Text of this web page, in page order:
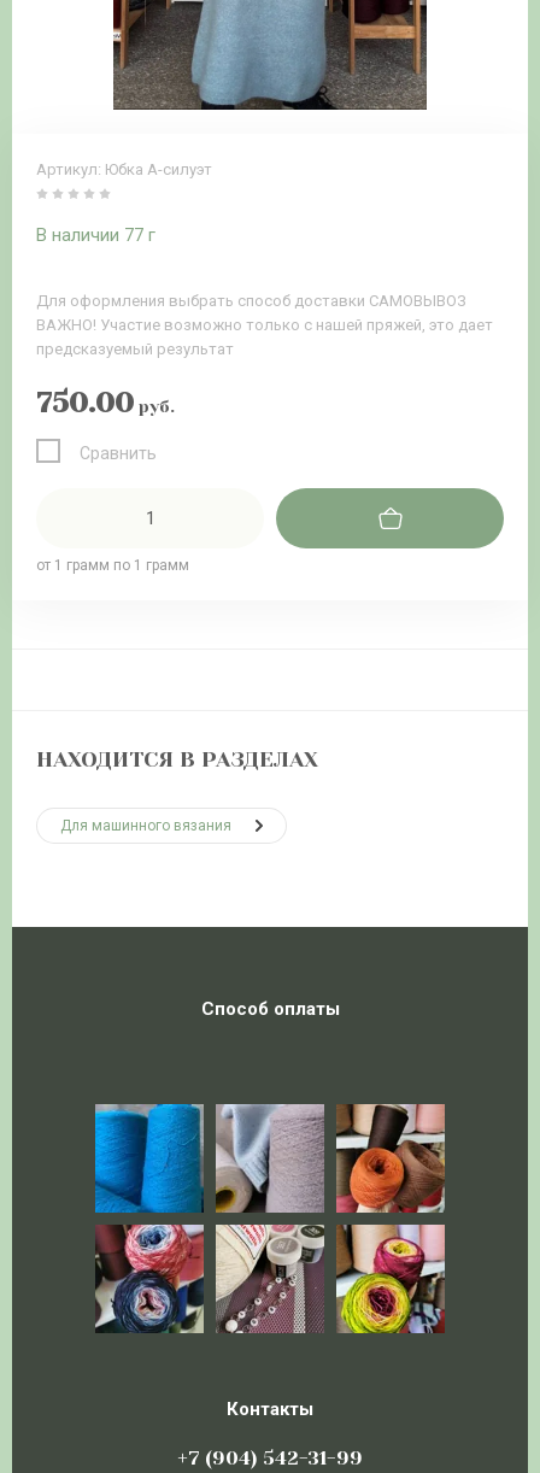
Артикул: Юбка А-силуэт
В наличии 77 г
Для оформления выбрать способ доставки САМОВЫВОЗ
ВАЖНО! Участие возможно только с нашей пряжей, это дает
предсказуемый результат
750.00 руб.
Сравнить
от 1 грамм по 1 грамм
НАХОДИТСЯ В РАЗДЕЛАХ
Для машинного вязания
Способ оплаты
Контакты
+7 (904) 542-31-99